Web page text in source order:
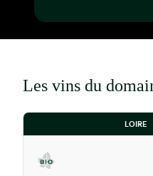
réservoir de vins de
entre vignerons, le
chez la jeune
Les vins du
LOIRE